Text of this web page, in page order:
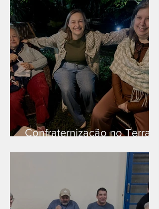
Confraternização no Terra